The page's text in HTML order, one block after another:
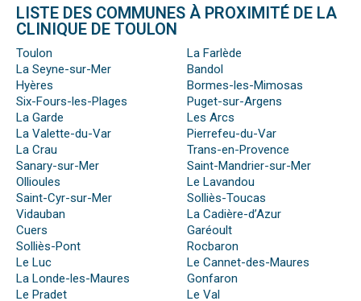
LISTE DES COMMUNES À PROXIMITÉ DE LA
CLINIQUE DE TOULON
Toulon
La Seyne-sur-Mer
Hyères
Six-Fours-les-Plages
La Garde
La Valette-du-Var
La Crau
Sanary-sur-Mer
Ollioules
Saint-Cyr-sur-Mer
Vidauban
Cuers
Solliès-Pont
Le Luc
La Londe-les-Maures
Le Pradet
La Farlède
Bandol
Bormes-les-Mimosas
Puget-sur-Argens
Les Arcs
Pierrefeu-du-Var
Trans-en-Provence
Saint-Mandrier-sur-Mer
Le Lavandou
Solliès-Toucas
La Cadière-d’Azur
Garéoult
Rocbaron
Le Cannet-des-Maures
Gonfaron
Le Val